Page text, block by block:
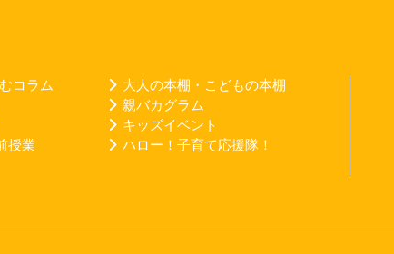
コラム
大人の本棚・こどもの本棚
親バカグラム
キッズイベント
授業
ハロー！子育て応援隊！